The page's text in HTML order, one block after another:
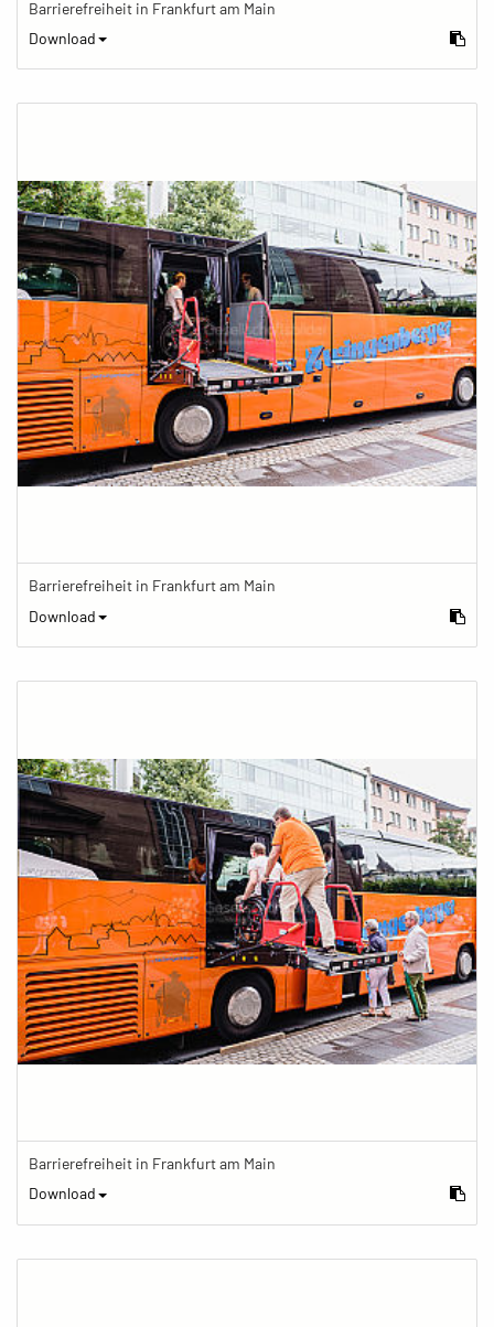
Barrierefreiheit in Frankfurt am Main
Download
Barrierefreiheit in Frankfurt am Main
Download
Barrierefreiheit in Frankfurt am Main
Download